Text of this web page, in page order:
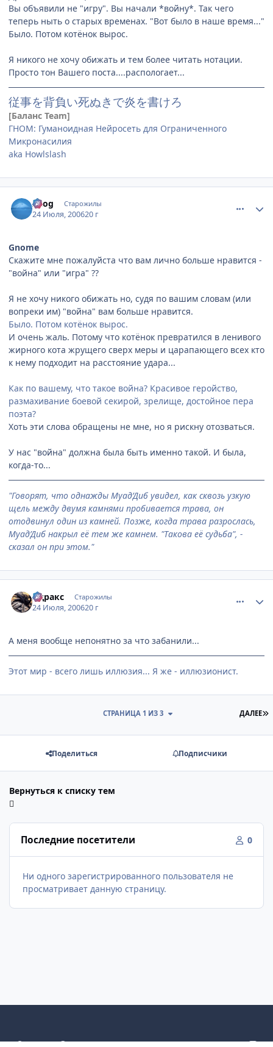
Вы объявили не "игру". Вы начали *войну*. Так чего
теперь ныть о старых временах. "Вот было в наше время..."
Было. Потом котёнок вырос.
Я никого не хочу обижать и тем более читать нотации.
Просто тон Вашего поста....распологает...
従事を背負い死ぬきで炎を書けろ
[Баланс Team]
ГНОМ: Гуманоидная Нейросеть для Ограниченного
Микронасилия
aka Howlslash
Azog Старожилы
24 Июля, 200620 г
Gnome
Скажите мне пожалуйста что вам лично больше нравится -
"война" или "игра" ??
Я не хочу никого обижать но, судя по вашим словам (или
вопреки им) "война" вам больше нравится.
Было. Потом котёнок вырос.
И очень жаль. Потому что котёнок превратился в ленивого
жирного кота жрущего сверх меры и царапающего всех кто
к нему подходит на расстояние удара...
Как по вашему, что такое война? Красивое геройство,
размахивание боевой секирой, зрелище, достойное пера
поэта?
Хоть эти слова обращены не мне, но я рискну отозваться.
У нас "война" должна была быть именно такой. И была,
когда-то...
"Говорят, что однажды Муад’Диб увидел, как сквозь узкую
щель между двумя камнями пробивается трава, он
отодвинул один из камней. Позже, когда трава разрослась,
Муад’Диб накрыл её тем же камнем. "Такова её судьба", -
сказал он при этом."
Адракс Старожилы
24 Июля, 200620 г
А меня вообще непонятно за что забанили...
Этот мир - всего лишь иллюзия... Я же - иллюзионист.
ДАЛЕЕ
СТРАНИЦА 1 ИЗ 3
Поделиться Подписчики
Вернуться к списку тем
Последние посетители 0
Ни одного зарегистрированного пользователя не
просматривает данную страницу.
Светлый режим
Темный режим
Как в системе v